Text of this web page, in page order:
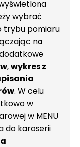
wybrać
trybu pomiaru
na
,wykres z
. W celu
w
w MENU
do karoserii